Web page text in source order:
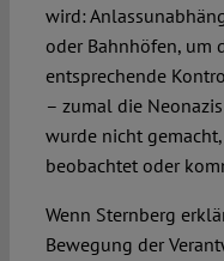
wird:
oder Bahnhöfen, um
entsprechende
– zumal die
wurde nicht
beobachtet oder
Wenn Sternberg
Bewegung der